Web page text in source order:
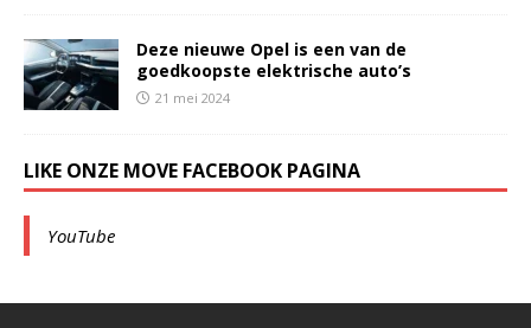
Deze nieuwe Opel is een van de
goedkoopste elektrische auto’s
21 mei 2024
LIKE ONZE MOVE FACEBOOK PAGINA
YouTube